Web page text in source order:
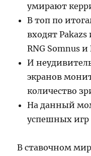
умирают
В топ по
входят
RNG Somnus и
И
экранов
количество
На данный
успешных игр
В ставочном